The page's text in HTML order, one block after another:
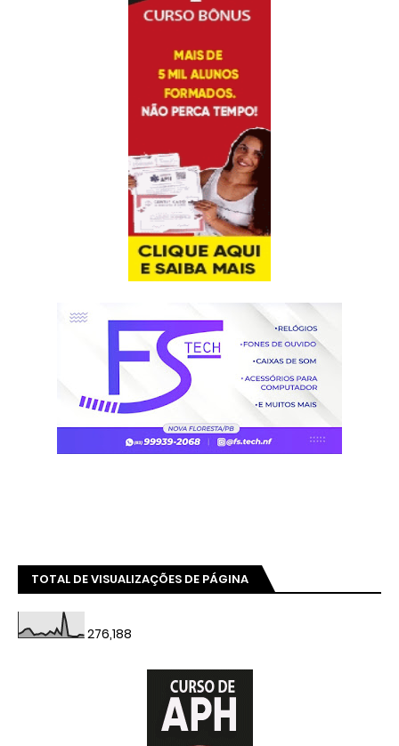
TOTAL DE VISUALIZAÇÕES DE PÁGINA
276,188